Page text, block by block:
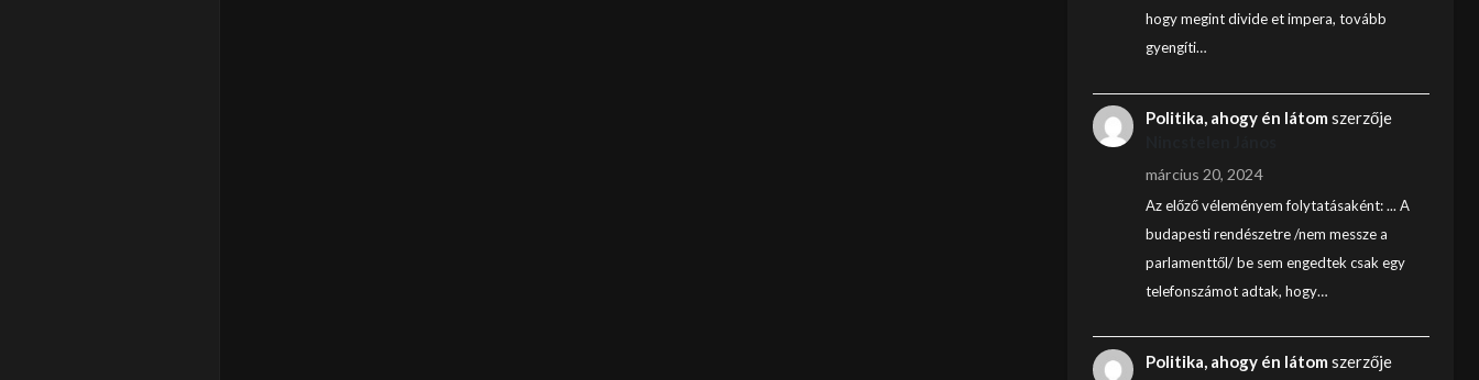
hogy megint divide et impera, tovább
gyengíti…
Politika, ahogy én látom szerzője
március 20, 2024
Az előző véleményem folytatásaként: ... A
budapesti rendészetre /nem messze a
parlamenttől/ be sem engedtek csak egy
telefonszámot adtak, hogy…
Politika, ahogy én látom szerzője